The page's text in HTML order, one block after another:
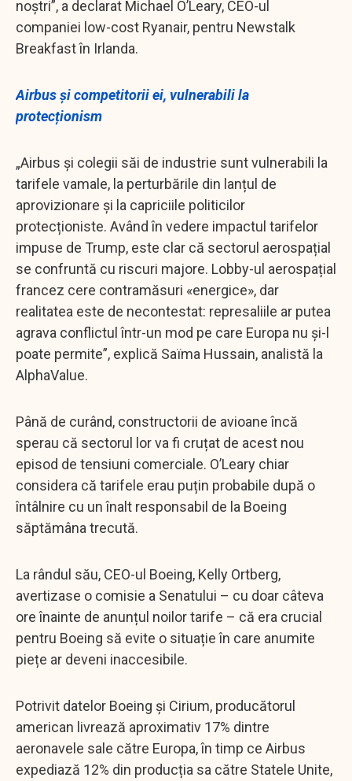
noștri”, a declarat Michael O’Leary, CEO-ul
companiei low-cost Ryanair, pentru Newstalk
Breakfast în Irlanda.
Airbus și competitorii ei, vulnerabili la
protecționism
„Airbus și colegii săi de industrie sunt vulnerabili la
tarifele vamale, la perturbările din lanțul de
aprovizionare și la capriciile politicilor
protecționiste. Având în vedere impactul tarifelor
impuse de Trump, este clar că sectorul aerospațial
se confruntă cu riscuri majore. Lobby-ul aerospațial
francez cere contramăsuri «energice», dar
realitatea este de necontestat: represaliile ar putea
agrava conflictul într-un mod pe care Europa nu și-l
poate permite”, explică Saïma Hussain, analistă la
AlphaValue.
Până de curând, constructorii de avioane încă
sperau că sectorul lor va fi cruțat de acest nou
episod de tensiuni comerciale. O’Leary chiar
considera că tarifele erau puțin probabile după o
întâlnire cu un înalt responsabil de la Boeing
săptămâna trecută.
La rândul său, CEO-ul Boeing, Kelly Ortberg,
avertizase o comisie a Senatului – cu doar câteva
ore înainte de anunțul noilor tarife – că era crucial
pentru Boeing să evite o situație în care anumite
piețe ar deveni inaccesibile.
Potrivit datelor Boeing și Cirium, producătorul
american livrează aproximativ 17% dintre
aeronavele sale către Europa, în timp ce Airbus
expediază 12% din producția sa către Statele Unite,